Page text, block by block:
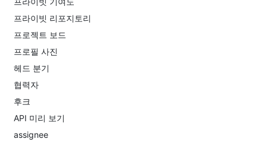
프라이빗 리포지토리
프로젝트 보드
프로필 사진
헤드 분기
협력자
후크
API 미리 보기
assignee